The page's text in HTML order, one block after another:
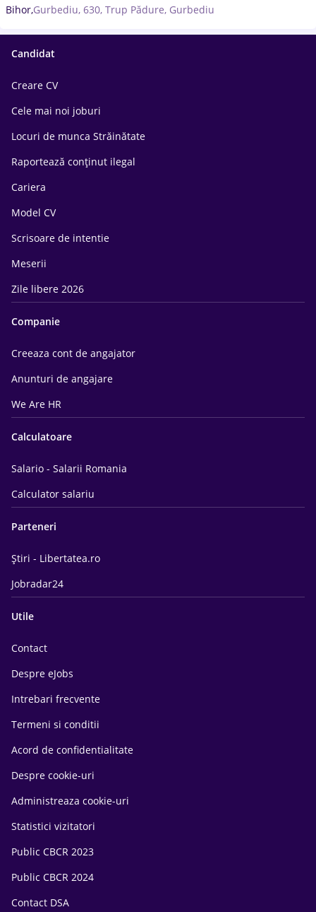
Bihor,Gurbediu, 630, Trup Pădure, Gurbediu
Candidat
Creare CV
Cele mai noi joburi
Locuri de munca Străinătate
Raportează conținut ilegal
Cariera
Model CV
Scrisoare de intentie
Meserii
Zile libere 2026
Companie
Creeaza cont de angajator
Anunturi de angajare
We Are HR
Calculatoare
Salario - Salarii Romania
Calculator salariu
Parteneri
Știri - Libertatea.ro
Jobradar24
Utile
Contact
Despre eJobs
Intrebari frecvente
Termeni si conditii
Acord de confidentialitate
Despre cookie-uri
Administreaza cookie-uri
Statistici vizitatori
Public CBCR 2023
Public CBCR 2024
Contact DSA